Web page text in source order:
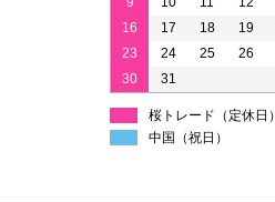
16
17 18 19
23
24 25 26
30
31
桜トレード（定休日）
中国（祝日）